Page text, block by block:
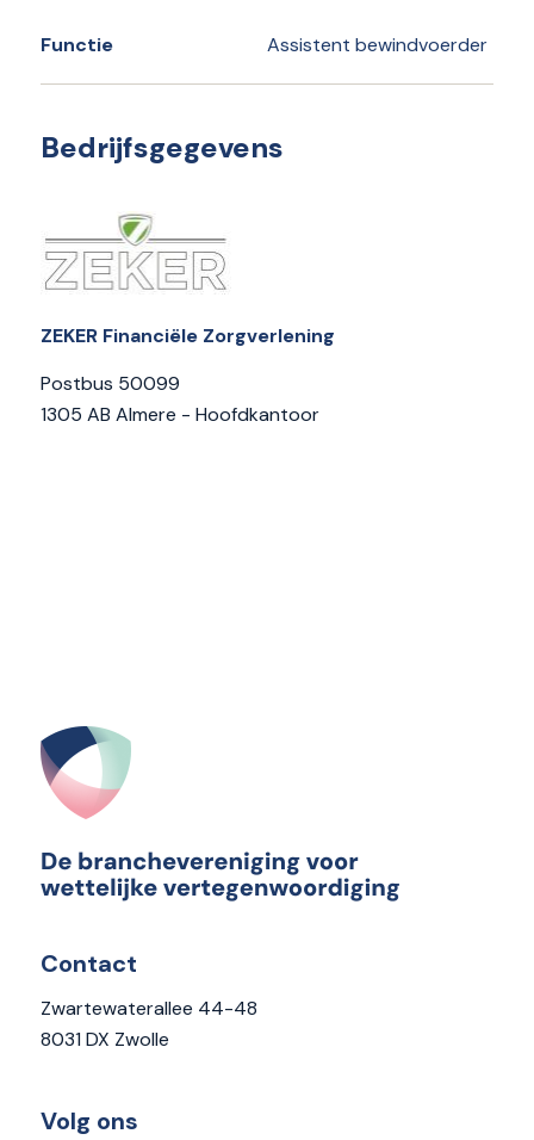
Functie Assistent bewindvoerder
Bedrijfsgegevens
ZEKER Financiële Zorgverlening
Postbus 50099
1305 AB Almere - Hoofdkantoor
Contact
Zwartewaterallee 44-48
8031 DX Zwolle
Volg ons